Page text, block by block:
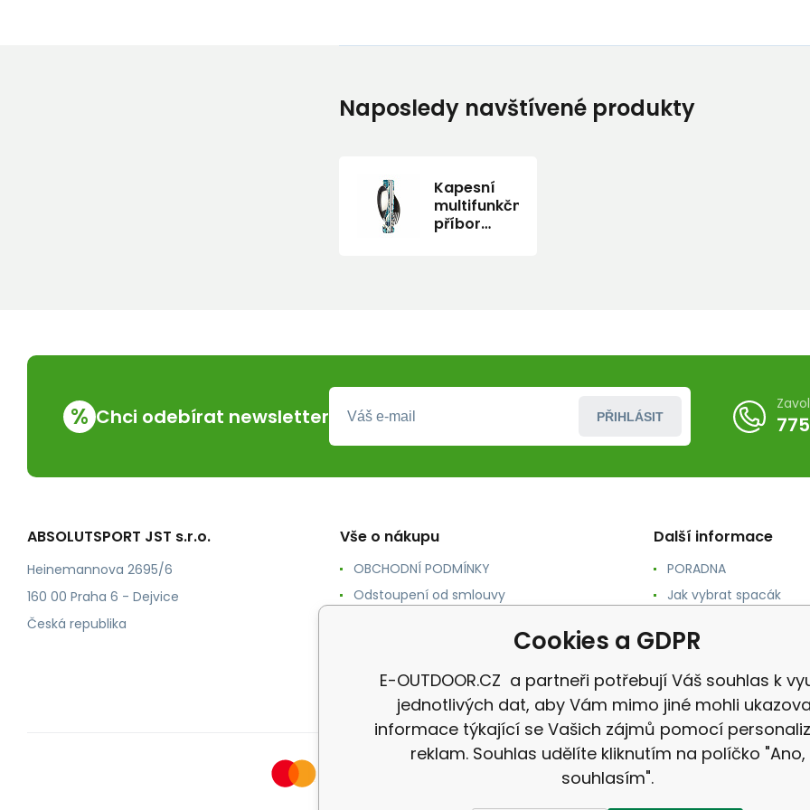
Naposledy navštívené produkty
Kapesní
multifunkční
příbor
% Chci odebírat newsletter PŘIHLÁSIT
ABSOLUTSPORT JST s.r.o.
Heinemannova 2695/6
160 00 Praha 6 - Dejvice
Česká republika
Vše o nákupu
OBCHODNÍ PODMÍNKY
Odstoupení od smlouvy
Ochrana osobních údajů
Další informace
PORADNA
Jak vybrat spacák
Jak vybrat karimatku
Reklamace
Cookies a GDPR
E-OUTDOOR.CZ a partneři potřebují Váš souhlas k
jednotlivých dat, aby Vám mimo jiné mohli
informace týkající se Vašich zájmů pomocí
reklam. Souhlas udělíte kliknutím na políčko "Ano,
souhlasím".